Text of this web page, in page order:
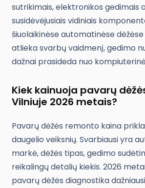
sutrikimais, elektronikos gedimais
susidėvėjusiais vidiniais
šiuolaikinėse automatinėse
atlieka svarbų vaidmenį, gedimo
dažnai prasideda nuo
Kiek kainuoja pavarų
Vilniuje 2026 metais?
Pavarų dėžės remonto kaina
daugelio veiksnių. Svarbiausi yra
markė, dėžės tipas, gedimo
reikalingų detalių kiekis. 2026
pavarų dėžės diagnostika